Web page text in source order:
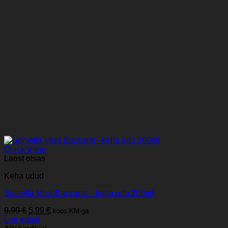
Quick View
Laost otsas
Keha udud
Sorvella Miss Baccarat – keha udu 200ml
9,99€ Algne
hind
5,99 € Praegune
koos KM-ga
Loe edasi